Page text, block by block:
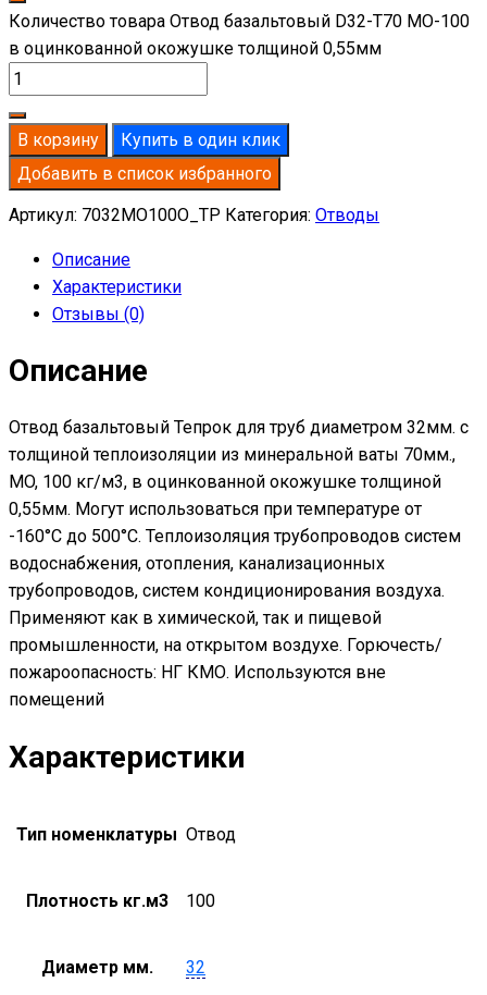
Количество товара Отвод базальтовый D32-T70 MO-100
в оцинкованной окожушке толщиной 0,55мм
В корзину
Купить в один клик
Добавить в список избранного
Артикул: 7032MO100O_TP Категория: Отводы
Описание
Характеристики
Отзывы (0)
Описание
Отвод базальтовый Тепрок для труб диаметром 32мм. с
толщиной теплоизоляции из минеральной ваты 70мм.,
MO, 100 кг/м3, в оцинкованной окожушке толщиной
0,55мм. Могут использоваться при температуре от
-160°С до 500°С. Теплоизоляция трубопроводов систем
водоснабжения, отопления, канализационных
трубопроводов, систем кондиционирования воздуха.
Применяют как в химической, так и пищевой
промышленности, на открытом воздухе. Горючесть/
пожароопасность: НГ КМО. Используются вне
помещений
Характеристики
Тип номенклатуры Отвод
Плотность кг.м3 100
Диаметр мм. 32